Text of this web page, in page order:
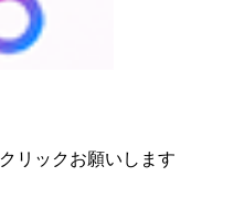
リックお願いします